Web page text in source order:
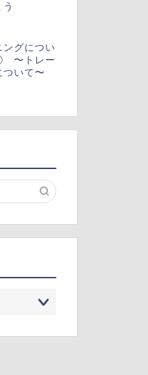
ングについ
〜トレー
ついて〜